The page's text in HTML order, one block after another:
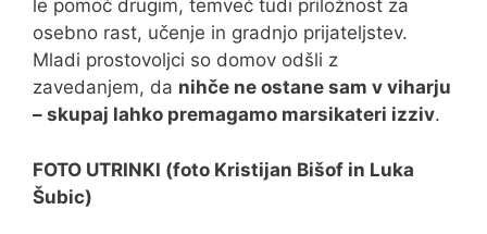
le pomoč drugim, temveč tudi priložnost za
osebno rast, učenje in gradnjo prijateljstev.
Mladi prostovoljci so domov odšli z
zavedanjem, da nihče ne ostane sam v viharju
– skupaj lahko premagamo marsikateri izziv.
FOTO UTRINKI (foto Kristijan Bišof in Luka
Šubic)